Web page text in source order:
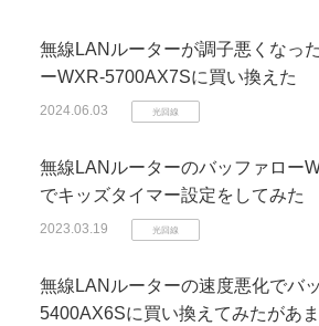
無線LANルーターが調子悪くなっ
ーWXR-5700AX7Sに買い換えた
2024.06.03 光回線
無線LANルーターのバッファロー
でキッズタイマー設定をしてみた
2023.03.19 光回線
無線LANルーターの速度悪化でバ
5400AX6Sに買い換えてみたがあ